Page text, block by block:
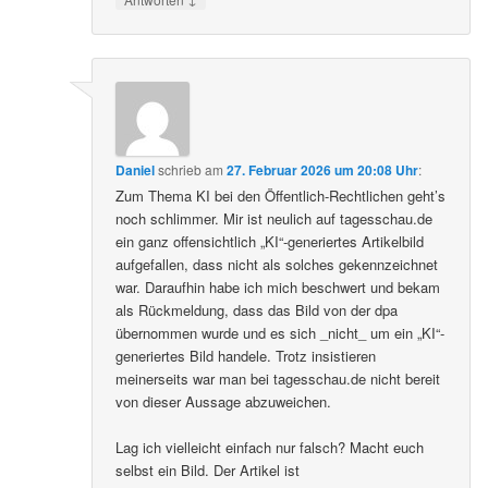
Danielschriebam27. Februar 2026 um 20:08 Uhr:
Zum Thema KI bei den Öffentlich-Rechtlichen geht’s
noch schlimmer. Mir ist neulich auf tagesschau.de
ein ganz offensichtlich „KI“-generiertes Artikelbild
aufgefallen, dass nicht als solches gekennzeichnet
war. Daraufhin habe ich mich beschwert und bekam
als Rückmeldung, dass das Bild von der dpa
übernommen wurde und es sich _nicht_ um ein „KI“-
generiertes Bild handele. Trotz insistieren
meinerseits war man bei tagesschau.de nicht bereit
von dieser Aussage abzuweichen.
Lag ich vielleicht einfach nur falsch? Macht euch
selbst ein Bild. Der Artikel ist